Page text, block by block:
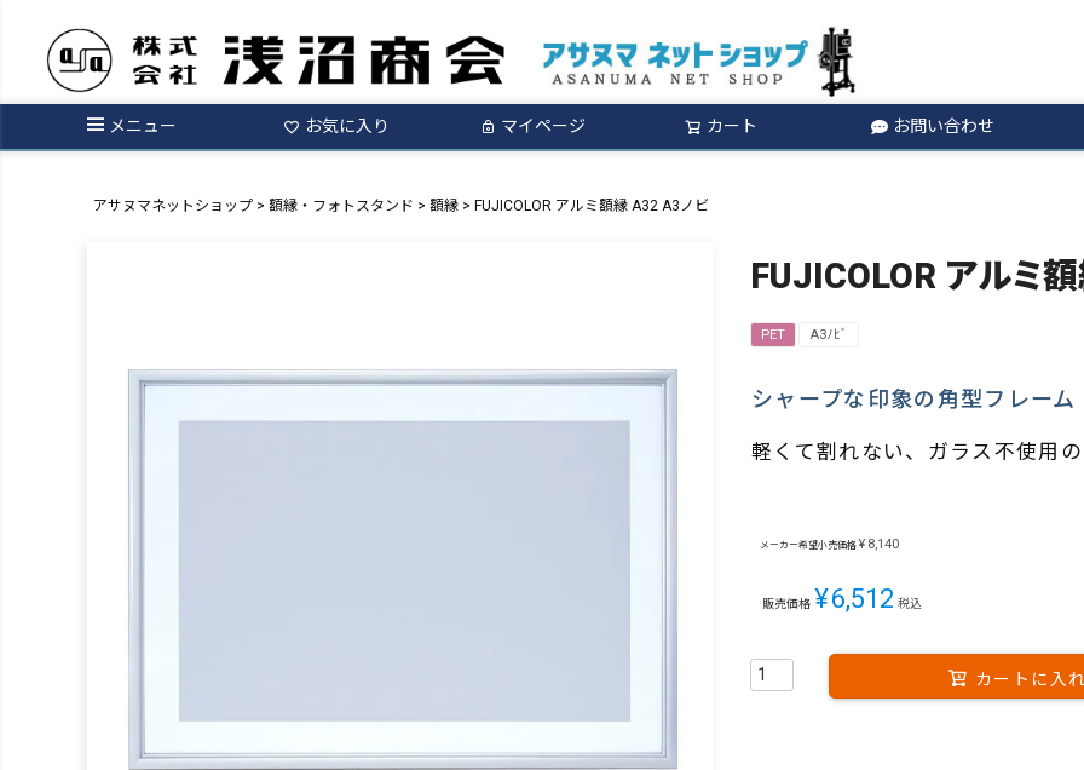
メニュー お気に入り マイページ カート お問い合わせ
検索
アサヌマネットショップ 額縁・フォトスタンド 額縁 FUJICOLOR アルミ額縁 A32 A3ノビ
FUJICOLOR アルミ
PET A3ﾉﾋﾞ
シャープな印象の角型フレーム
軽くて割れない、ガラス不使用の
メーカー希望小売価格 ¥ 8,140
販売価格 ¥6,512 税込
カートに入